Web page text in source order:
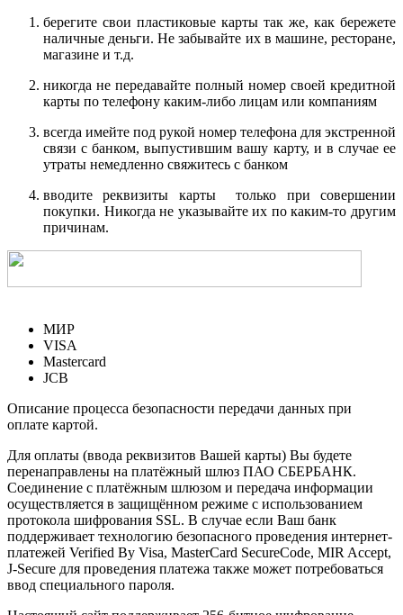
берегите свои пластиковые карты так же, как бережете
наличные деньги. Не забывайте их в машине, ресторане,
магазине и т.д.
никогда не передавайте полный номер своей кредитной
карты по телефону каким-либо лицам или компаниям
всегда имейте под рукой номер телефона для экстренной
связи с банком, выпустившим вашу карту, и в случае ее
утраты немедленно свяжитесь с банком
вводите реквизиты карты только при совершении
покупки. Никогда не указывайте их по каким-то другим
причинам.
МИР
VISA
Mastercard
JCB
Описание процесса безопасности передачи данных при
оплате картой.
Для оплаты (ввода реквизитов Вашей карты) Вы будете
перенаправлены на платёжный шлюз ПАО СБЕРБАНК.
Соединение с платёжным шлюзом и передача информации
осуществляется в защищённом режиме с использованием
протокола шифрования SSL. В случае если Ваш банк
поддерживает технологию безопасного проведения интернет-
платежей Verified By Visa, MasterCard SecureCode, MIR Accept,
J-Secure для проведения платежа также может потребоваться
ввод специального пароля.